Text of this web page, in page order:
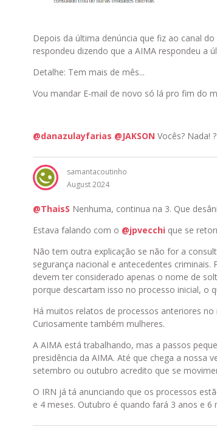
Depois da última denúncia que fiz ao canal
respondeu dizendo que a AIMA respondeu a
Detalhe: Tem mais de mês...
Vou mandar E-mail de novo só lá pro fim do
@danazulayfarias @JAKSON Vocês? Nada!
samantacoutinho
August 2024
@ThaisS Nenhuma, continua na 3. Que
Estava falando com o @jpvecchi que se
Não tem outra explicação se não for a
segurança nacional e antecedentes
devem ter considerado apenas o nome de
porque descartam isso no processo inicial, o
Há muitos relatos de processos anteriores
Curiosamente também mulheres.
A AIMA está trabalhando, mas a passos
presidência da AIMA. Até que chega a nossa
setembro ou outubro acredito que se
O IRN já tá anunciando que os processos
e 4 meses. Outubro é quando fará 3 anos e